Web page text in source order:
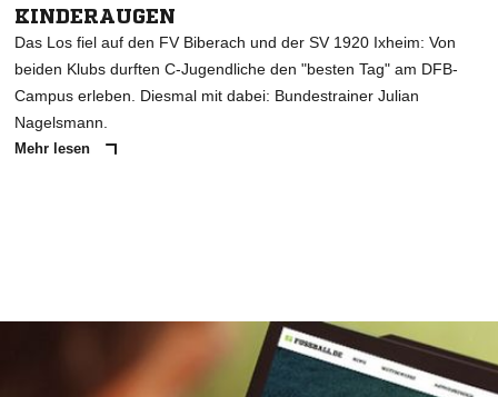
KINDERAUGEN
Das Los fiel auf den FV Biberach und der SV 1920 Ixheim: Von
beiden Klubs durften C-Jugendliche den "besten Tag" am DFB-
Campus erleben. Diesmal mit dabei: Bundestrainer Julian
Nagelsmann.
Mehr lesen